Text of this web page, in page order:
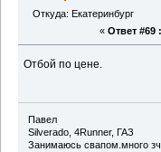
Откуда: Екатеринбург
« Ответ #69 :
Отбой по цене.
Павел
Silverado, 4Runner, ГАЗ
Занимаюсь свапом.много